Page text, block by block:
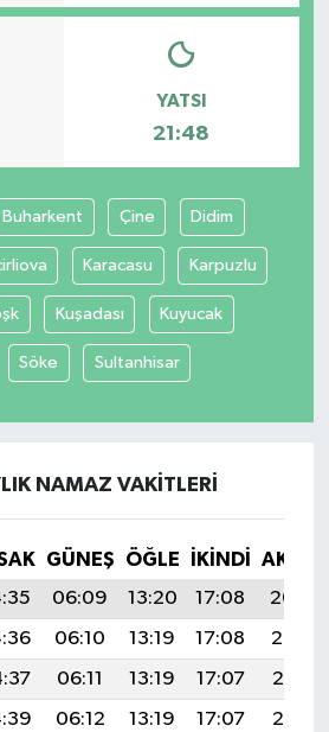
YATSI
21:48
Buharkent Çine Didim
Karacasu Karpuzlu
Kuşadası Kuyucak
Söke Sultanhisar
NAMAZ VAKITLERI
GÜNEŞ ÖĞLE İKINDI
06:09 13:20 17:08
20:20
06:10 13:19 17:08
20:19
06:11 13:19 17:07
20:18
06:12 13:19 17:07
20:17